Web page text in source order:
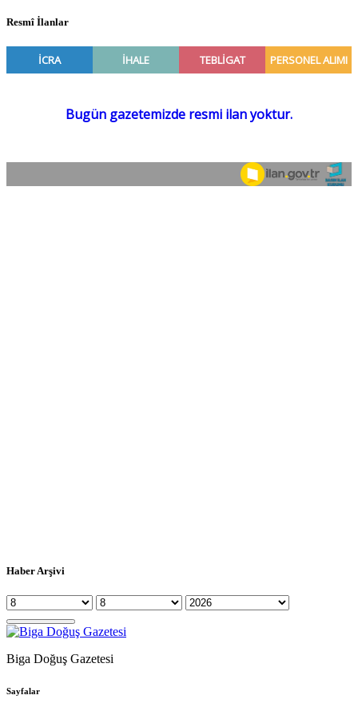
Resmî İlanlar
Haber Arşivi
Biga Doğuş Gazetesi
Sayfalar